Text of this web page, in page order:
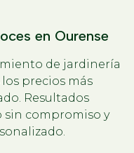
en Ourense
de jardinería
precios más
Resultados
sin compromiso y